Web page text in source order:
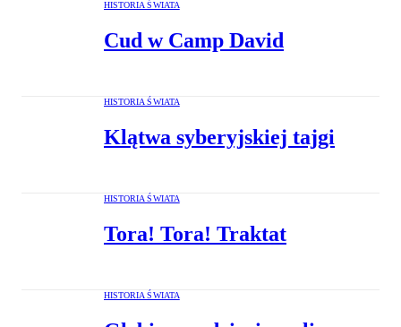
HISTORIA ŚWIATA
Cud w Camp David
HISTORIA ŚWIATA
Klątwa syberyjskiej tajgi
HISTORIA ŚWIATA
Tora! Tora! Traktat
HISTORIA ŚWIATA